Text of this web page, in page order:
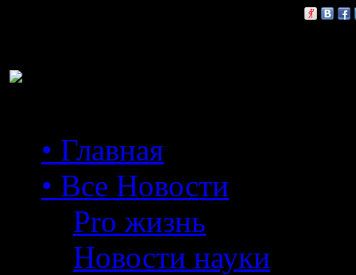
• Главная
• Все Новости
Pro жизнь
Новости науки